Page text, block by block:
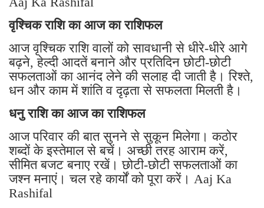
वृश्चिक राशि का आज का राशिफल
आज वृश्चिक राशि वालों को सावधानी से धीरे-धीरे आगे
बढ़ने, हेल्दी आदतें बनाने और प्रतिदिन छोटी-छोटी
सफलताओं का आनंद लेने की सलाह दी जाती है। रिश्ते,
धन और काम में शांति व दृढ़ता से सफलता मिलती है।
धनु राशि का आज का राशिफल
आज परिवार की बात सुनने से सुकून मिलेगा। कठोर
शब्दों के इस्तेमाल से बचें। अच्छी तरह आराम करें,
सीमित बजट बनाए रखें। छोटी-छोटी सफलताओं का
जश्न मनाएं। चल रहे कार्यों को पूरा करें। Aaj Ka
Rashifal